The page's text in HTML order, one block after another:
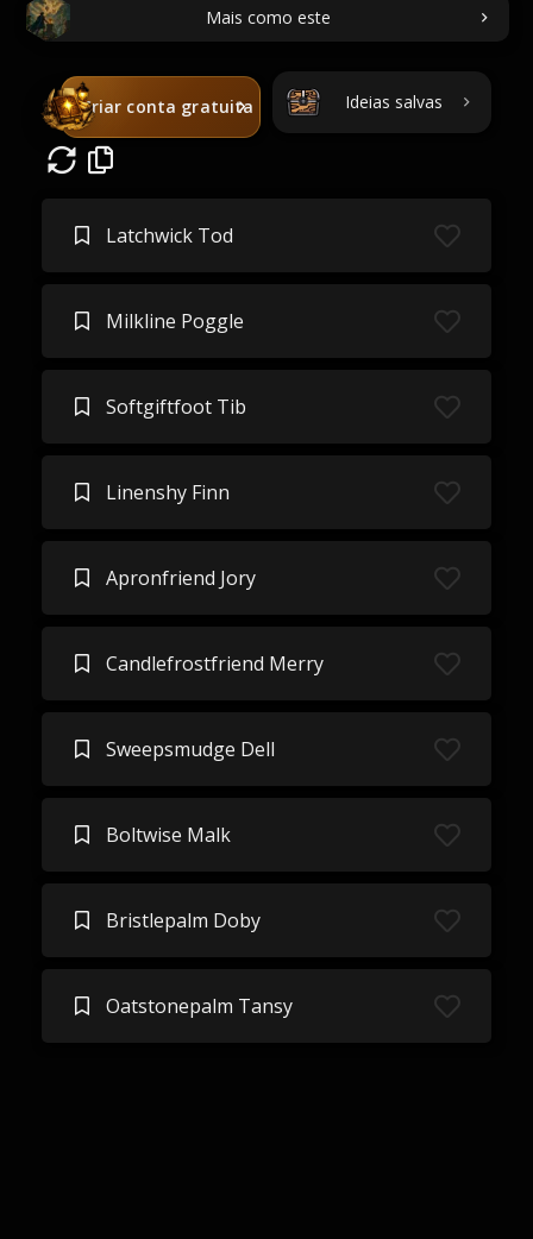
Mais como este
Criar conta gratuita Ideias salvas
Latchwick Tod
Milkline Poggle
Softgiftfoot Tib
Linenshy Finn
Apronfriend Jory
Candlefrostfriend Merry
Sweepsmudge Dell
Boltwise Malk
Bristlepalm Doby
Oatstonepalm Tansy